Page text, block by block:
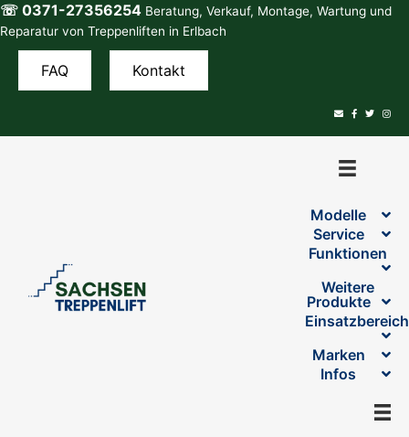
Zum
Inhalt
springen
☏ 0371-27356254 Beratung, Verkauf, Montage, Wartung und
Reparatur von Treppenliften in Erlbach
FAQ Kontakt
Modelle
Service
Funktionen
Weitere
Produkte
Marken
Infos